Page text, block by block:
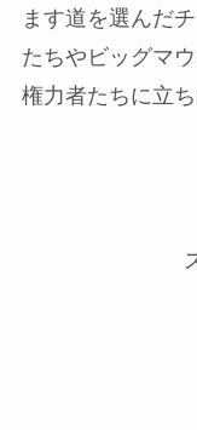
ます道を選んだ
たちやビッグマ
権力者たちに立